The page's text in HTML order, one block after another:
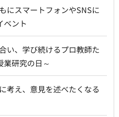
にスマートフォンやSNSに
ベント
い、学び続けるプロ教師た
業研究の日～
考え、意見を述べたくなる